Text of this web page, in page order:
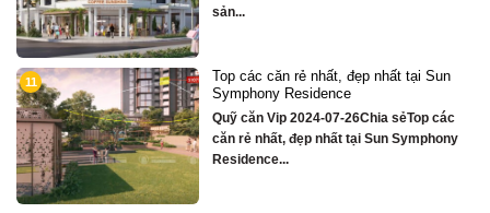
Chỉ hơn 16 tỷ – nhà phố 3 tầng...
3
Biệt thự song lập mặt sông Hàn, trung
tâm Đà Nẵng ngay khán đài xem pháo
hoa DIFF
Quỹ căn VipTin Tức 2024-08-28Chia
sẻCHỈ DUY NHẤT 16 CĂN BIỆT THỰ 3